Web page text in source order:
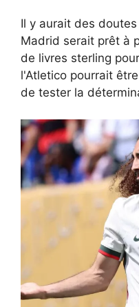
Il y aurait des
Madrid serait prêt à
de livres sterling
l'Atletico pourrait
de tester la